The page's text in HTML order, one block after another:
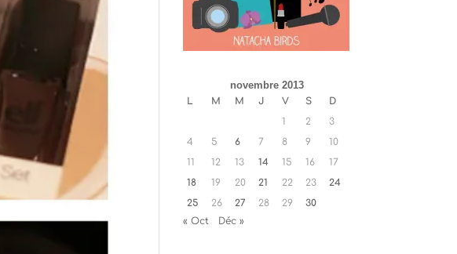
novembre 2013
L M M J V S
D
1
2
3
4
5 6 7 8 9
10
11
12 13 14 15 16
17
18
19 20 21 22 23
24
25
26 27 28 29
30
« Oct
Déc »